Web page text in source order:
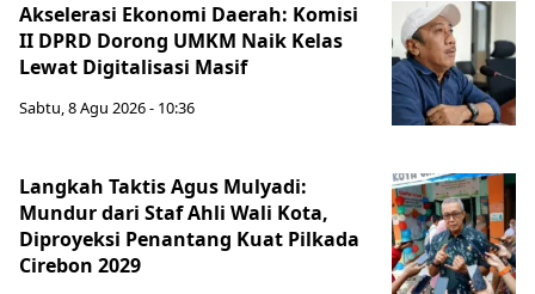
Akselerasi Ekonomi Daerah: Komisi
II DPRD Dorong UMKM Naik Kelas
Lewat Digitalisasi Masif
Sabtu, 8 Agu 2026 - 10:36
Langkah Taktis Agus Mulyadi:
Mundur dari Staf Ahli Wali Kota,
Diproyeksi Penantang Kuat Pilkada
Cirebon 2029